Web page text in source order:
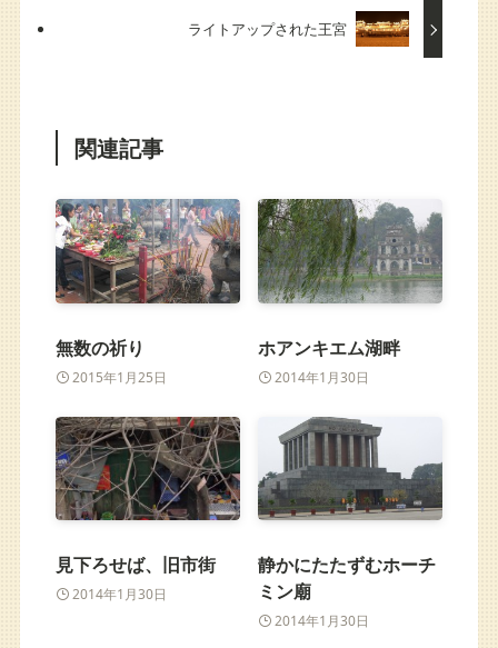
ライトアップされた王宮
関連記事
無数の祈り
2015年1月25日
ホアンキエム湖畔
2014年1月30日
見下ろせば、旧市街
2014年1月30日
静かにたたずむホーチ
ミン廟
2014年1月30日